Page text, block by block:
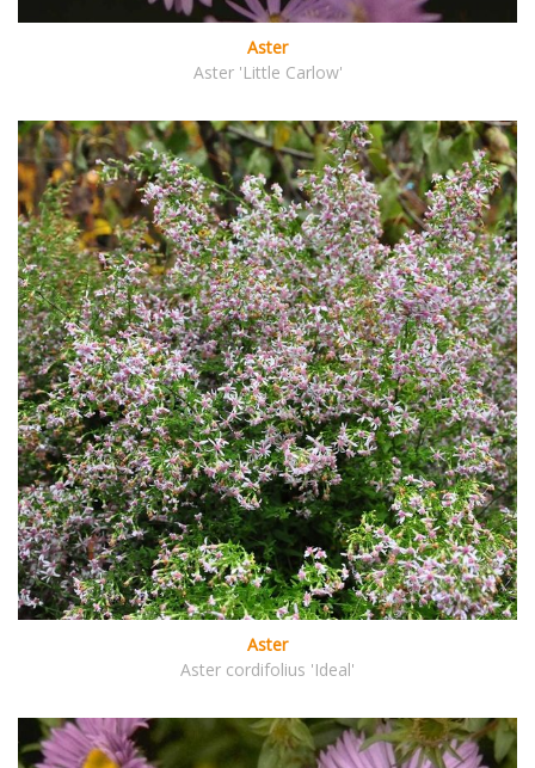
Aster
Aster 'Little Carlow'
Aster
Aster cordifolius 'Ideal'